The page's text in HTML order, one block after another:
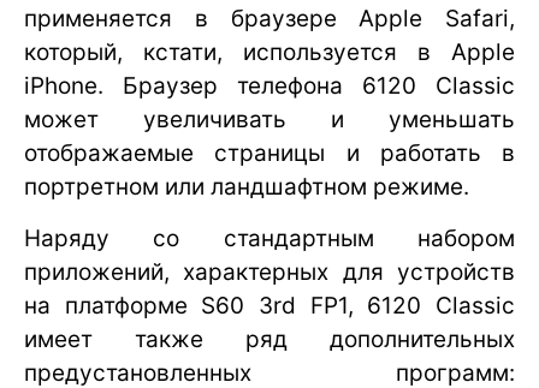
применяется в браузере Apple Safari,
который, кстати, используется в Apple
iPhone. Браузер телефона 6120 Classic
может увеличивать и уменьшать
отображаемые страницы и работать в
портретном или ландшафтном режиме.
Наряду со стандартным набором
приложений, характерных для устройств
на платформе S60 3rd FP1, 6120 Classic
имеет также ряд дополнительных
предустановленных программ: